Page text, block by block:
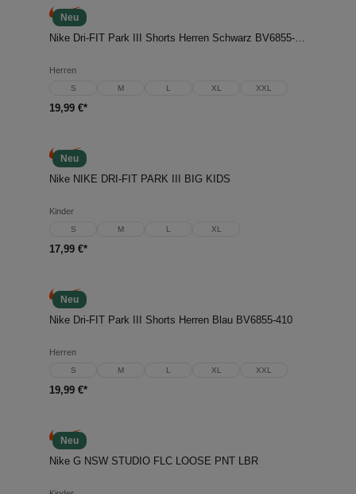
Neu
Nike Dri-FIT Park III Shorts Herren Schwarz BV6855-010
Herren
S M L XL XXL
19,99 €*
Neu
Nike NIKE DRI-FIT PARK III BIG KIDS
Kinder
S M L XL
17,99 €*
Neu
Nike Dri-FIT Park III Shorts Herren Blau BV6855-410
Herren
S M L XL XXL
19,99 €*
Neu
Nike G NSW STUDIO FLC LOOSE PNT LBR